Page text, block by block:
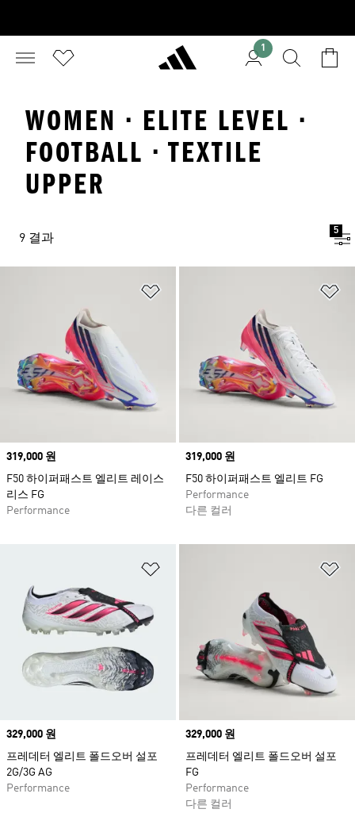
1
WOMEN · ELITE LEVEL ·
FOOTBALL · TEXTILE
UPPER
9 결과
5
Price
319,000 원
F50 하이퍼패스트 엘리트 레이스
리스 FG
Performance
Price
319,000 원
F50 하이퍼패스트 엘리트 FG
Performance
다른 컬러
Price
329,000 원
프레데터 엘리트 폴드오버 설포
2G/3G AG
Performance
Price
329,000 원
프레데터 엘리트 폴드오버 설포
FG
Performance
다른 컬러